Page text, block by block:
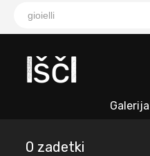
Išči
Galerija
0 zadetki